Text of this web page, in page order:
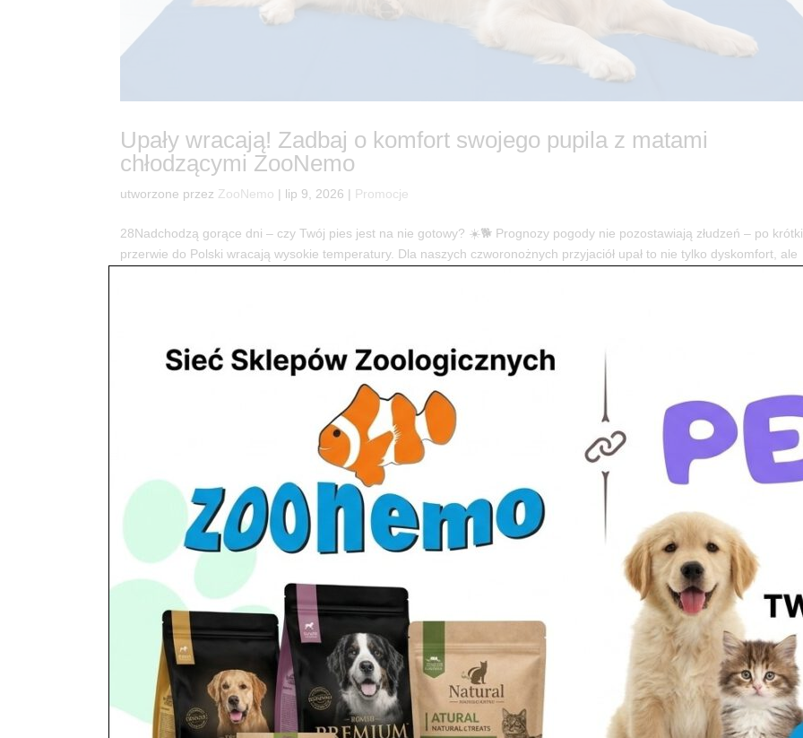
Upały wracają! Zadbaj o komfort swojego pupila z matami
chłodzącymi ZooNemo
utworzone przez ZooNemo | lip 9, 2026 | Promocje
28Nadchodzą gorące dni – czy Twój pies jest na nie gotowy? ☀️🐕 Prognozy pogody nie pozostawiają złudzeń – po
przerwie do Polski wracają wysokie temperatury. Dla naszych czworonożnych przyjaciół upał to nie tylko dyskomfort, ale